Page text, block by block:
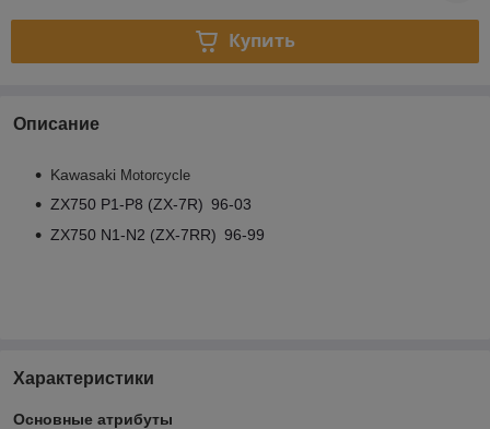
Купить
Описание
Kawasaki Motorcycle
ZX750 P1-P8 (ZX-7R) 96-03
ZX750 N1-N2 (ZX-7RR) 96-99
Характеристики
Основные атрибуты